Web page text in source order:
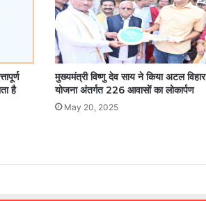
है
मुख्यमंत्री विष्णु देव साय ने किया अटल विहार
योजना अंतर्गत 226 आवासों का लोकार्पण
May 20, 2025